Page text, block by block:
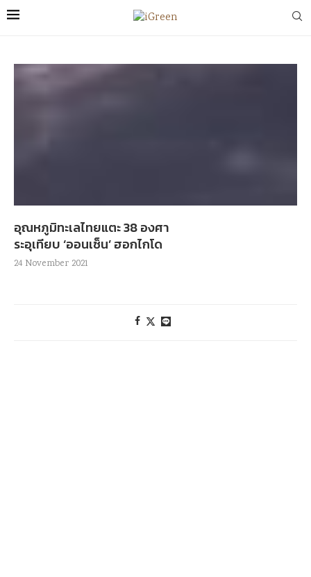
อุณหภูมิทะเลไทยแตะ 38 องศา
ระอุเทียบ ‘ออนเซ็น’ ฮอกไกโด
24 November 2021